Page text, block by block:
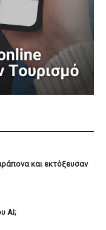
και εκτόξευσαν
ΑΙ;